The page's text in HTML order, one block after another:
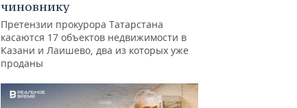
чиновнику
Претензии прокурора Татарстана
касаются 17 объектов недвижимости в
Казани и Лаишево, два из которых уже
проданы